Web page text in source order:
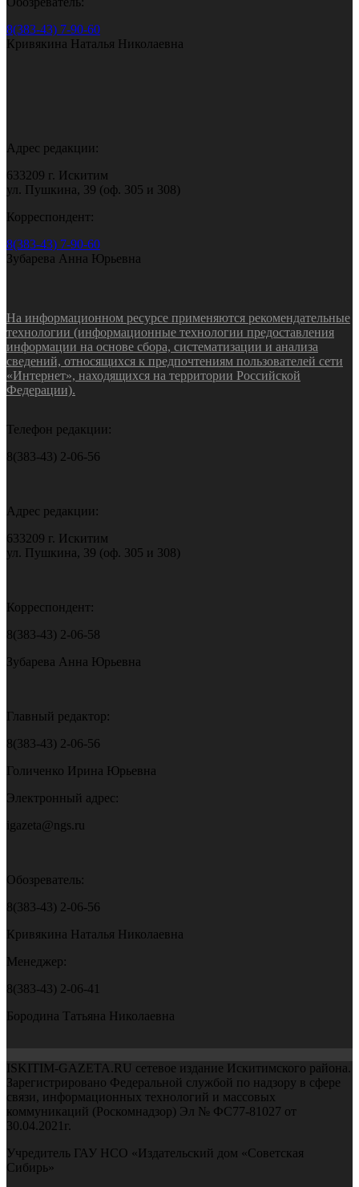
8(383-43) 7-90-60
Кривякина Наталья Николаевна
Адрес редакции:
633209 г. Искитим
ул. Пушкина, 39 (оф. 305 и 308)
Корреспондент:
8(383-43) 7-90-60
Зубарева Анна Юрьевна
На информационном ресурсе применяются рекомендательные
технологии (информационные технологии предоставления
информации на основе сбора, систематизации и анализа
сведений, относящихся к предпочтениям пользователей сети
«Интернет», находящихся на территории Российской
Федерации).
Телефон редакции:
8(383-43) 2-06-56
Адрес редакции:
633209 г. Искитим
ул. Пушкина, 39 (оф. 305 и 308)
Корреспондент:
8(383-43) 2-06-58
Зубарева Анна Юрьевна
Главный редактор:
8(383-43) 2-06-56
Голиченко Ирина Юрьевна
Электронный адрес:
igazeta@ngs.ru
Обозреватель:
8(383-43) 2-06-56
Кривякина Наталья Николаевна
Менеджер:
8(383-43) 2-06-41
Бородина Татьяна Николаевна
ISKITIM-GAZETA.RU сетевое издание Искитимского района.
Зарегистрировано Федеральной службой по надзору в сфере
связи, информационных технологий и массовых
коммуникаций (Роскомнадзор) Эл № ФС77-81027 от
30.04.2021г.
Учредитель ГАУ НСО «Издательский дом «Советская
Сибирь»